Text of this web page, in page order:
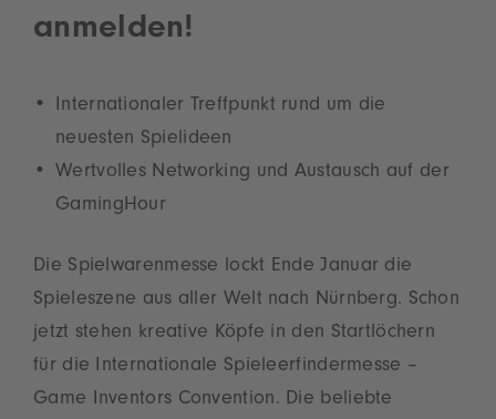
anmelden!
Internationaler Treffpunkt rund um die
neuesten Spielideen
Wertvolles Networking und Austausch auf der
GamingHour
Die Spielwarenmesse lockt Ende Januar die
Spieleszene aus aller Welt nach Nürnberg. Schon
jetzt stehen kreative Köpfe in den Startlöchern
für die Internationale Spieleerfindermesse –
Game Inventors Convention. Die beliebte